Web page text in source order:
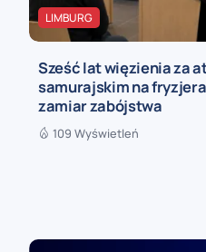
LIMBURG
Sześć lat więzienia za
samurajskim na fryzjera
zamiar zabójstwa
109 Wyświetleń